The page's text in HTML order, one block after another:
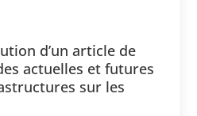
d’un article de
actuelles et futures
sur les